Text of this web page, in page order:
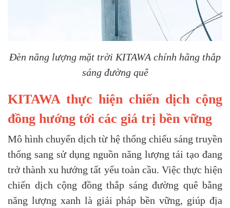
Đèn năng lượng mặt trời KITAWA chính hãng thắp
sáng đường quê
KITAWA thực hiện chiến dịch cộng
đồng hướng tới các giá trị bền vững
Mô hình chuyển dịch từ hệ thống chiếu sáng truyền
thống sang sử dụng nguồn năng lượng tái tạo đang
trở thành xu hướng tất yếu toàn cầu. Việc thực hiện
chiến dịch cộng đồng thắp sáng đường quê bằng
năng lượng xanh là giải pháp bền vững, giúp địa